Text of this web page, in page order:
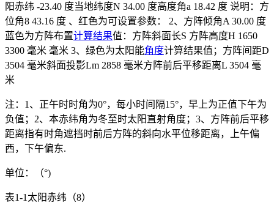
阳赤纬 -23.40 度当地纬度N 34.00 度高度角a 18.42 度 说明：方
位角8 43.16 度 、红色为可设置参数： 2、方阵倾角A 30.00 度
蓝色为方阵布置计算结果值：方阵斜面长S 方阵高度H 1650
3300 毫米 毫米 3、绿色为太阳能角度计算结果值；方阵间距D
3504 毫米斜面投影Lm 2858 毫米方阵前后平移距离L 3504 毫
米
注：1、正午时时角为0°，每小时间隔15°，早上为正值下午为
负值；2、本赤纬角为冬至时太阳直射角度；3、方阵前后平移
距离指有时角遮挡时前后方阵的斜向水平位移距离，上午偏
西，下午偏东.
单位：（°)
表1-1太阳赤纬（8）